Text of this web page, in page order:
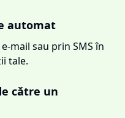
automat
mail sau prin SMS în
tale.
către un